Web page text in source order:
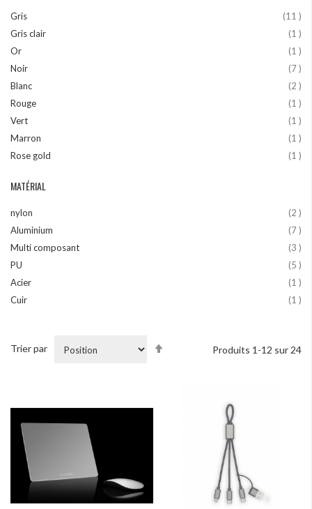
Gris 11
Gris clair
1
Or
1
Noir
7
Blanc
2
Rouge
1
Vert
1
Marron
1
Rose gold
1
MATÉRIAL
nylon 2
Aluminium
7
Multi composant
3
PU
5
Acier
1
Cuir
1
Produits 1 -12 sur 24
Trier par